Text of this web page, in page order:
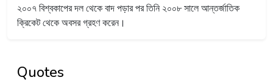
২০০৭ বিশ্বকাপের দল থেকে বাদ পড়ার পর তিনি ২০০৮ সালে আন্তর্জাতিক
ক্রিকেট থেকে অবসর গ্রহণ করেন।
Quotes